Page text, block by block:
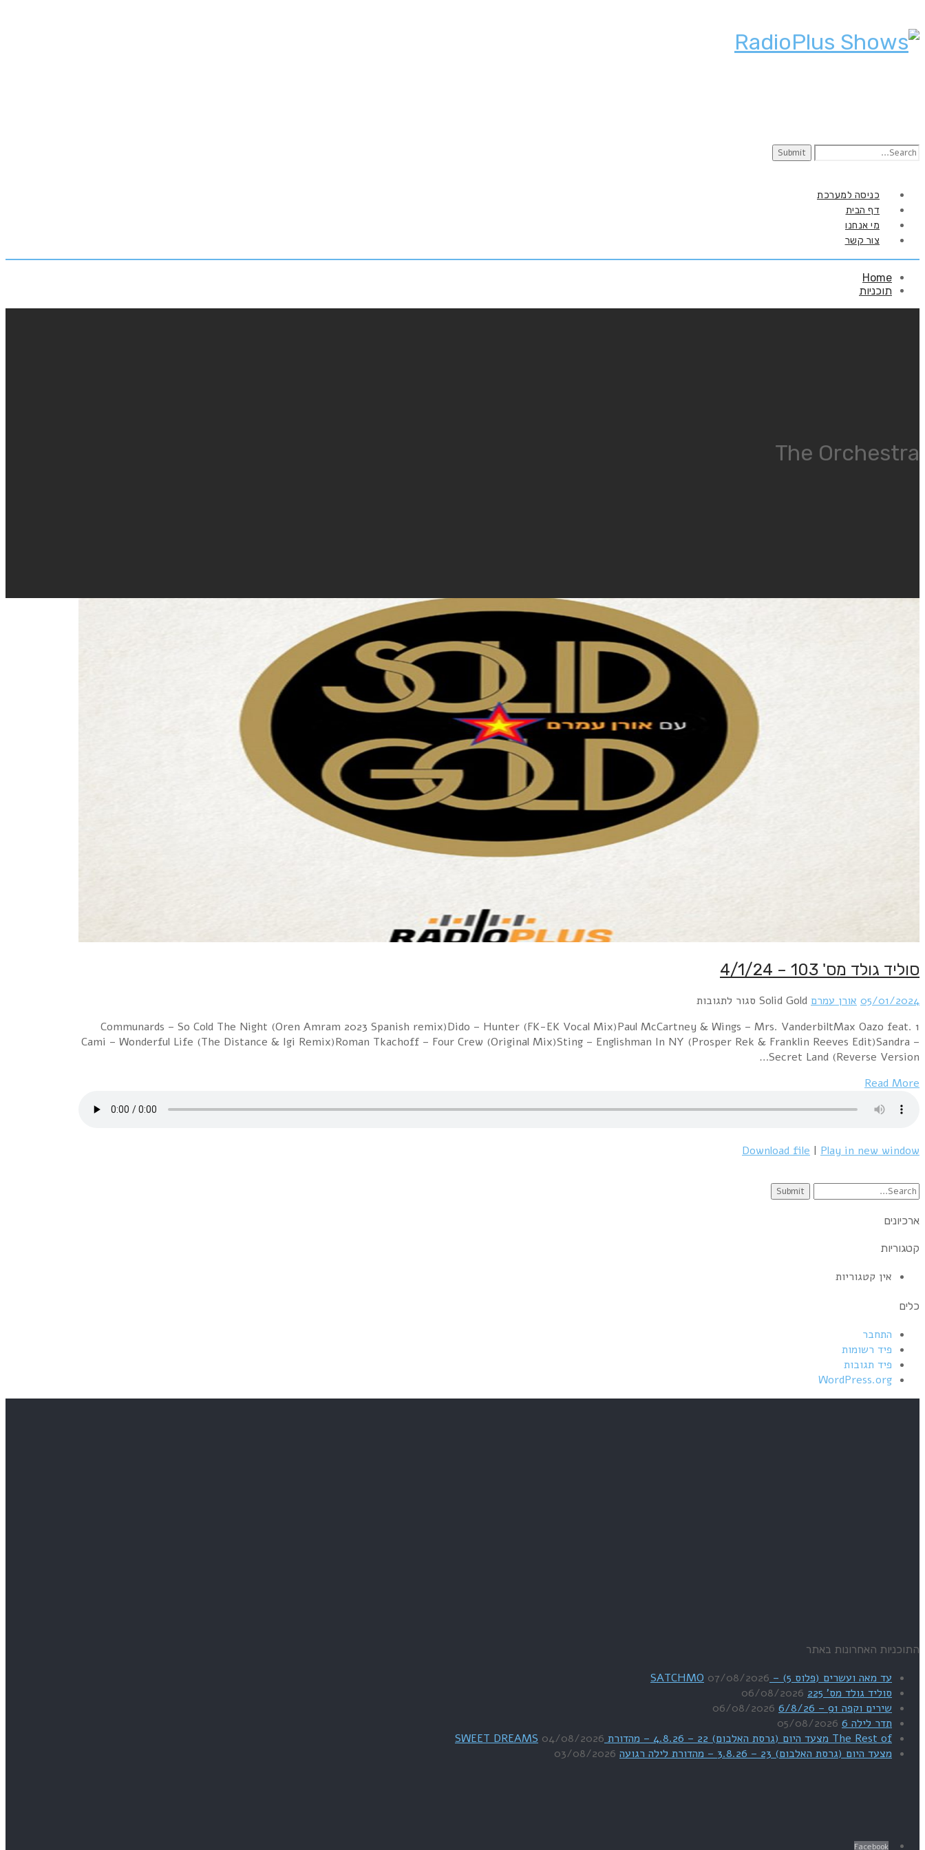
Search
כניסה למערכת
דף הבית
מי אנחנו
צור קשר
Home
תוכניות
The Orchestra
סוליד גולד מס' 103 – 4/1/24
05/01/2024 אורן עמרם Solid Gold סגור לתגובות
גולד
מס'
1 Communards – So Cold The Night (Oren Amram 2023 Spanish remix)Dido – Hunter (FK-EK Vocal Mix)Paul McCartney & Wings – Mrs. VanderbiltMax Oazo feat.
Cami – Wonderful Life (The Distance & Igi Remix)Roman Tkachoff – Four Crew (Original Mix)Sting – Englishman In NY (Prosper Rek & Franklin Reeves Edit)Sandra –
Secret Land (Reverse Version…
Read More
Download file | Play in new window
Search
ארכיונים
קטגוריות
אין קטגוריות
כלים
התחבר
פיד רשומות
פיד תגובות
WordPress.org
התוכניות האחרונות באתר
עד מאה ועשרים (פלוס 5) – SATCHMO
07/08/2026
סוליד גולד מס' 225
06/08/2026
שירים וקפה 91 – 6/8/26
06/08/2026
תדר לילה 6
05/08/2026
The Rest of מצעד היום (גרסת האלבום) 22 – 4.8.26 – מהדורת SWEET DREAMS
04/08/2026
מצעד היום (גרסת האלבום) 23 – 3.8.26 – מהדורת לילה רגועה
03/08/2026
Facebook